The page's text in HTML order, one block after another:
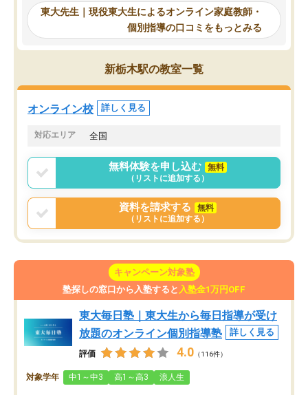
れるので、親としても安心です。毎日
使える自習室とかもあり、わからない
ところがあれば先生が回答してくれる
のも重宝しています。
自習室が毎日使えていつ
るのが心強かったよう
謝です。
東大先生｜現役東大生によるオンライン家庭教師・
個別指導の口コミをもっとみる
新栃木駅の教室一覧
オンライン校 詳しく見る
対応エリア 全国
無料体験を申し込む
無料
（リストに追加する）
資料を請求する
無料
（リストに追加する）
キャンペーン対象塾
塾探しの窓口から入塾すると 入塾金1万円OFF
東大毎日塾｜東大生から毎日指導が受け
放題のオンライン個別指導塾
詳しく見る
評価 4.0 （116件）
対象学年 中1～中3 高1～高3 浪人生